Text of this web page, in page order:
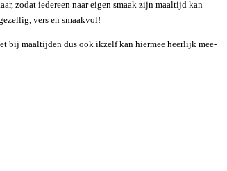
zodat iedereen naar eigen smaak zijn maaltijd kan
vers en smaakvol!
bij maaltijden dus ook ikzelf kan hiermee heerlijk mee-